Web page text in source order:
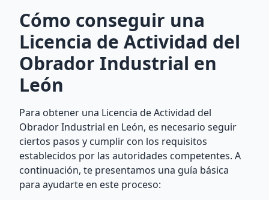
Cómo conseguir una
Licencia de Actividad del
Obrador Industrial en
León
Para obtener una Licencia de Actividad del
Obrador Industrial en León, es necesario seguir
ciertos pasos y cumplir con los requisitos
establecidos por las autoridades competentes. A
continuación, te presentamos una guía básica
para ayudarte en este proceso: